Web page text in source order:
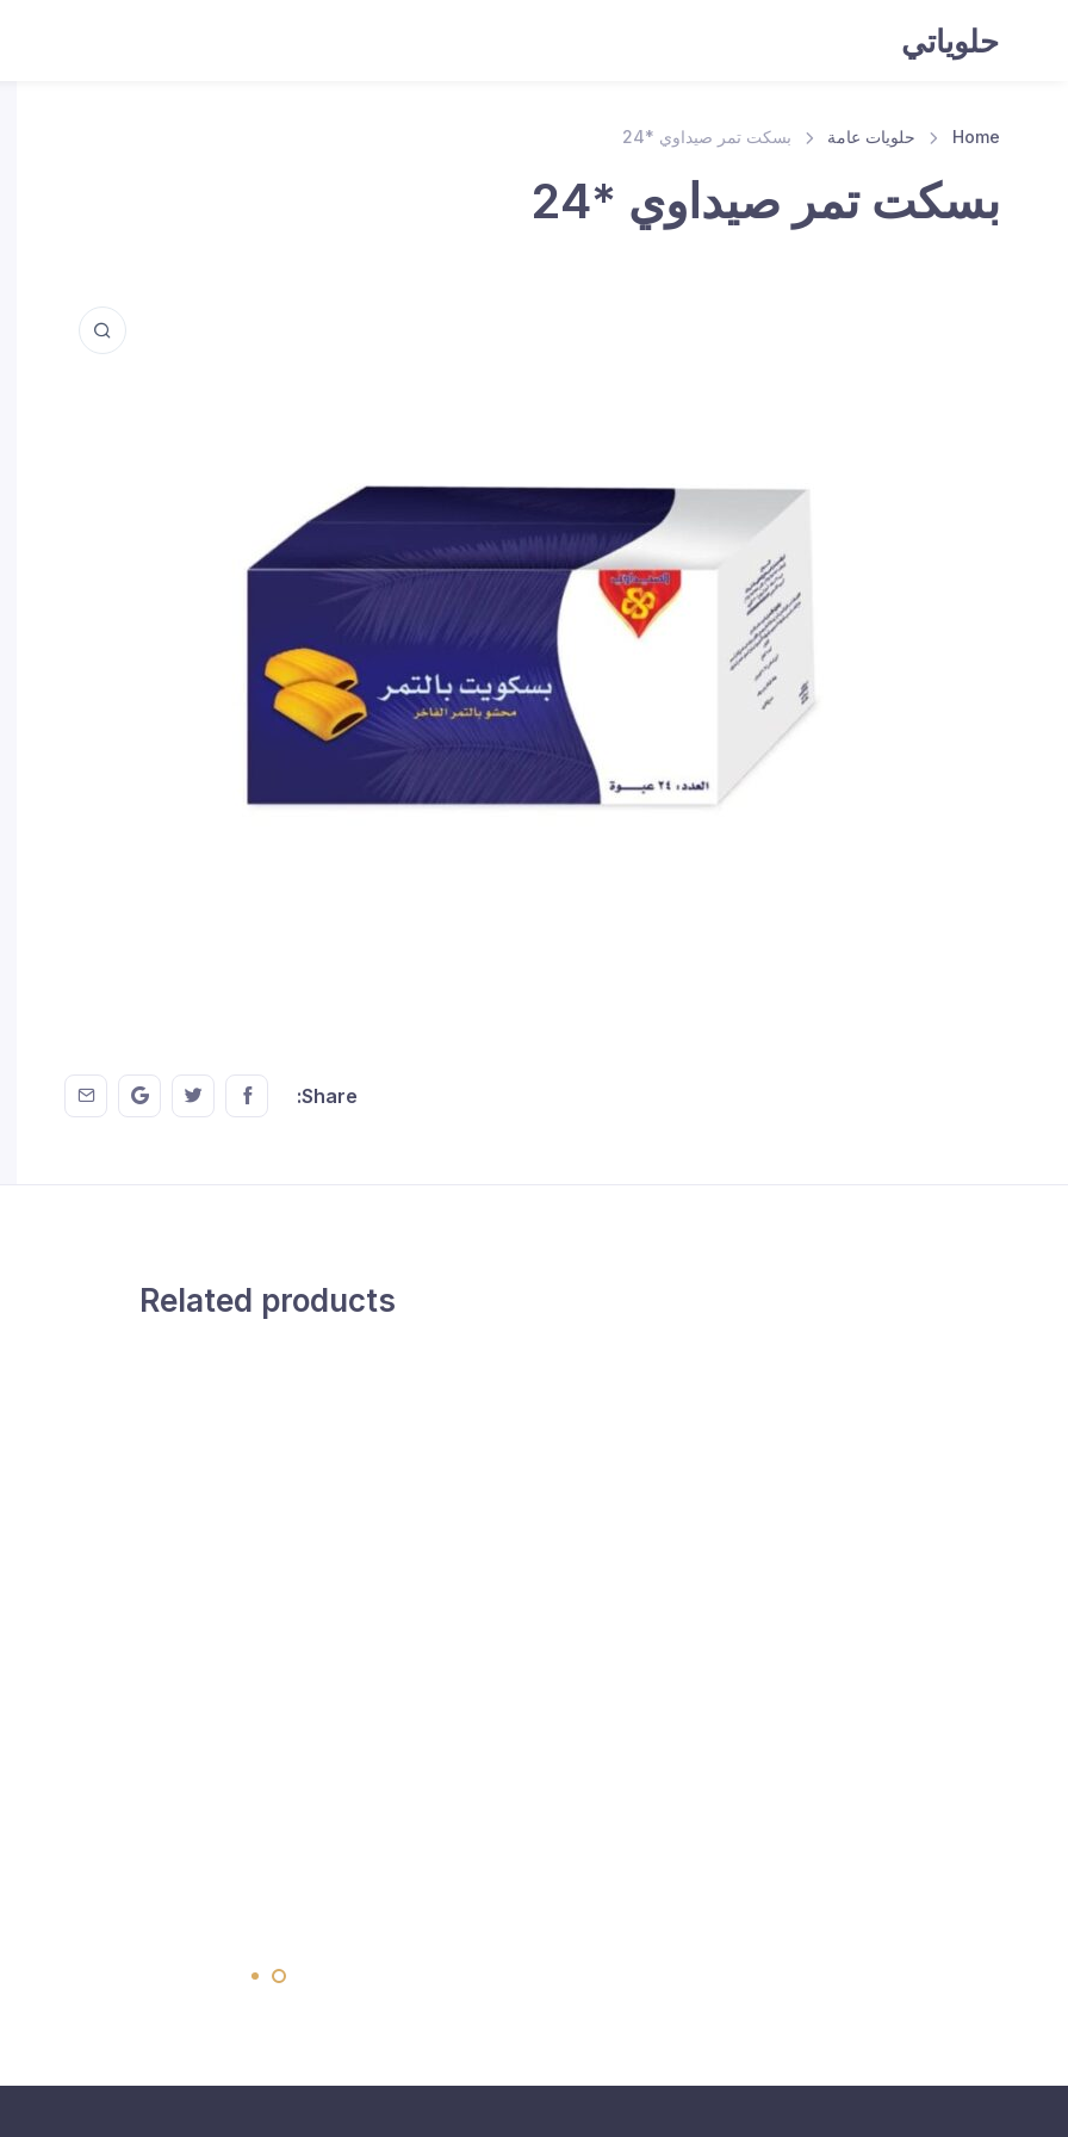
حلوياتي
Home حلويات عامة بسكت تمر صيداوي *24
بسكت تمر صيداوي *24
Share:
Share this on FaceBook
Share this on Twitter
on GMail
Related products